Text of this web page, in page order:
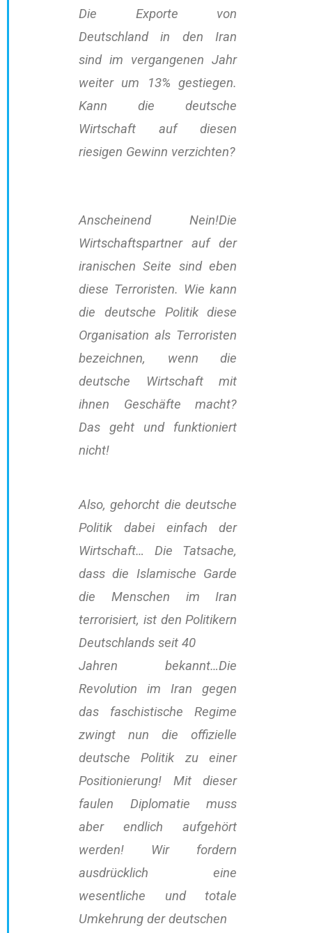
Die Exporte von
Deutschland in den Iran
sind im vergangenen Jahr
weiter um 13% gestiegen.
Kann die deutsche
Wirtschaft auf diesen
riesigen Gewinn verzichten?
Anscheinend Nein!Die
Wirtschaftspartner auf der
iranischen Seite sind eben
diese Terroristen. Wie kann
die deutsche Politik diese
Organisation als Terroristen
bezeichnen, wenn die
deutsche Wirtschaft mit
ihnen Geschäfte macht?
Das geht und funktioniert
nicht!
Also, gehorcht die deutsche
Politik dabei einfach der
Wirtschaft… Die Tatsache,
dass die Islamische Garde
die Menschen im Iran
terrorisiert, ist den Politikern
Deutschlands seit 40
Jahren bekannt…Die
Revolution im Iran gegen
das faschistische Regime
zwingt nun die offizielle
deutsche Politik zu einer
Positionierung! Mit dieser
faulen Diplomatie muss
aber endlich aufgehört
werden! Wir fordern
ausdrücklich eine
wesentliche und totale
Umkehrung der deutschen